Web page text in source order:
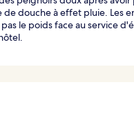
de douche à effet pluie. Les
le poids face au service